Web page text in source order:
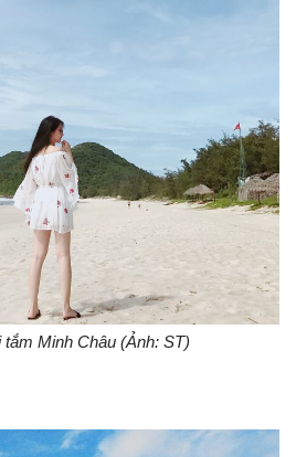
tắm Minh Châu (Ảnh: ST)